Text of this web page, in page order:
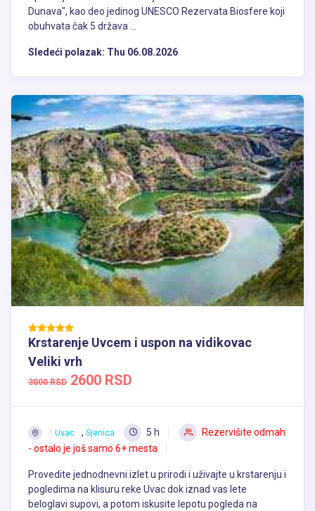
Dunava", kao deo jedinog UNESCO Rezervata Biosfere koji
obuhvata čak 5 država ...
Sledeći polazak: Thu 06.08.2026
Krstarenje Uvcem i uspon na vidikovac
Veliki vrh
3000 RSD 2600 RSD
Uvac , Sjenica 5 h
Rezervišite odmah
- ostalo je još samo 6+ mesta
Provedite jednodnevni izlet u prirodi i uživajte u krstarenju i
pogledima na klisuru reke Uvac dok iznad vas lete
beloglavi supovi, a potom iskusite lepotu pogleda na